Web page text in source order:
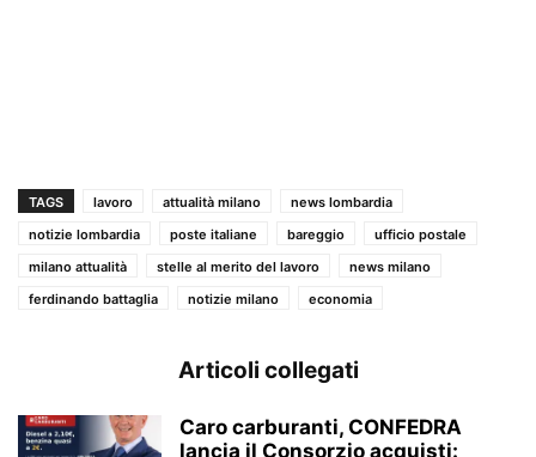
TAGS lavoro attualità milano
news lombardia
notizie lombardia
poste italiane bareggio
ufficio postale
milano attualità
stelle al merito del lavoro
news milano
ferdinando battaglia
notizie milano economia
Articoli collegati
Caro carburanti, CONFEDRA
lancia il Consorzio acquisti: